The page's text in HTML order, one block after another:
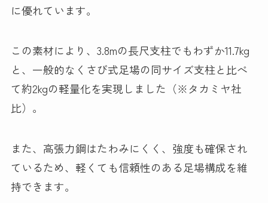
に優れています。
この素材により、3.8mの長尺支柱でもわずか11.7kg
と、一般的なくさび式足場の同サイズ支柱と比べ
て約2kgの軽量化を実現しました（※タカミヤ社
比）。
また、高張力鋼はたわみにくく、強度も確保され
ているため、軽くても信頼性のある足場構成を維
持できます。